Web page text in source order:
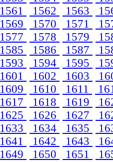
1561
1562 1563
1569
1570 1571
1577
1578 1579
1585
1586 1587
1593
1594 1595
1601
1602 1603
1609
1610 1611
1617
1618 1619
1625
1626 1627
1633
1634 1635
1641
1642 1643
1649
1650 1651